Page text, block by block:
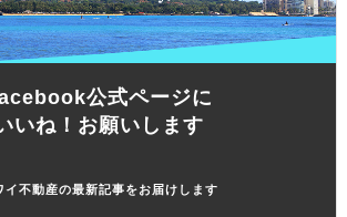
公式ページに
いね！お願いします
イ不動産の最新記事をお届けします